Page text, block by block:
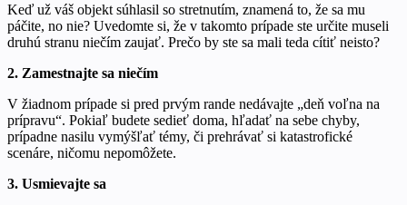
Keď už váš objekt súhlasil so stretnutím, znamená to, že sa mu
páčite, no nie? Uvedomte si, že v takomto prípade ste určite museli
druhú stranu niečím zaujať. Prečo by ste sa mali teda cítiť neisto?
2. Zamestnajte sa niečím
V žiadnom prípade si pred prvým rande nedávajte „deň voľna na
prípravu“. Pokiaľ budete sedieť doma, hľadať na sebe chyby,
prípadne nasilu vymýšľať témy, či prehrávať si katastrofické
scenáre, ničomu nepomôžete.
3. Usmievajte sa